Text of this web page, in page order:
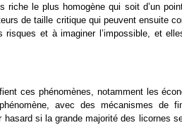
riche le plus homogène qui soit d’un
de taille critique qui peuvent ensuite
et à imaginer l’impossible, et
ces phénomènes, notamment les
avec des mécanismes de
si la grande majorité des licornes